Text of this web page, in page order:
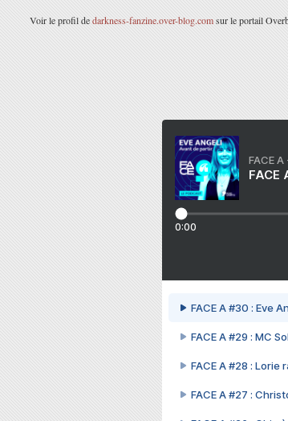
Voir le profil dedarkness-fanzine.over-blog.comsur le portail
FACE
FACE
0:00
FACE A #30 : Eve
FACE A #29 : MC
FACE A #28 : Lorie
FACE A #27 :